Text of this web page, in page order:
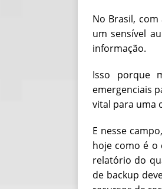
No Brasil,
um sensível
informação.
Isso porque
emergenciais
vital para uma
E nesse
hoje como é o
relatório do
de backup